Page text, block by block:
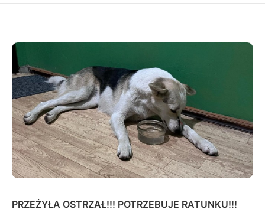
PRZEŻYŁA OSTRZAŁ!!! POTRZEBUJE RATUNKU!!!